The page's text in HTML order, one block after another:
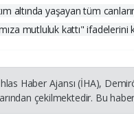
altında yaşayan tüm
mutluluk kattı" ifadelerini
Haber Ajansı (İHA),
çekilmektedir. Bu